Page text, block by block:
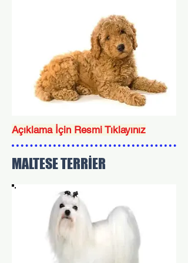
Açıklama İçin Resmi Tıklayınız
MALTESE TERRİER